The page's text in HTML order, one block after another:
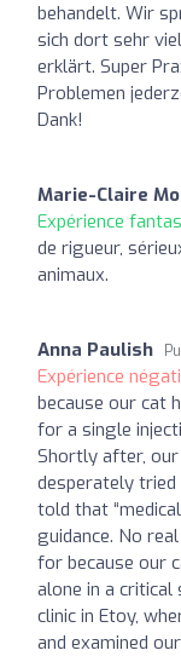
behandelt. Wir
sich dort sehr
erklärt. Super
Problemen
Dank!
Marie-Claire
Expérience
de rigueur,
animaux.
Anna Paulish
Expérience
because our cat
for a single
Shortly after, our
desperately
told that
guidance. No
for because our
alone in a
clinic in Etoy,
and examined